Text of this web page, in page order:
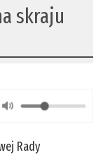
skraju
Rady